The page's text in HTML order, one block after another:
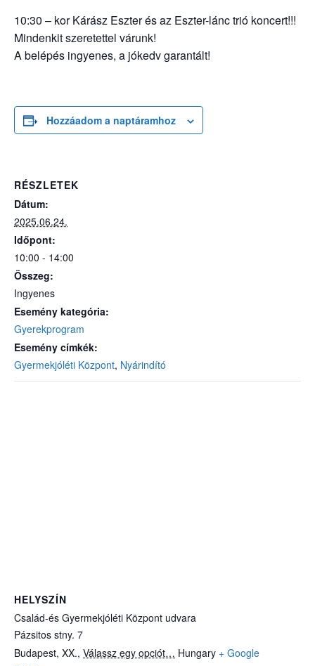
10:30 – kor Kárász Eszter és az Eszter-lánc trió koncert!!!
Mindenkit szeretettel várunk!
A belépés ingyenes, a jókedv garantált!
Hozzáadom a naptáramhoz
RÉSZLETEK
Dátum:
2025.06.24.
Időpont:
10:00 - 14:00
Összeg:
Ingyenes
Esemény kategória:
Gyerekprogram
Esemény címkék:
Gyermekjóléti Központ, Nyárindító
HELYSZÍN
Család-és Gyermekjóléti Központ udvara
Pázsitos stny. 7
Budapest, XX., Válassz egy opciót… Hungary + Google